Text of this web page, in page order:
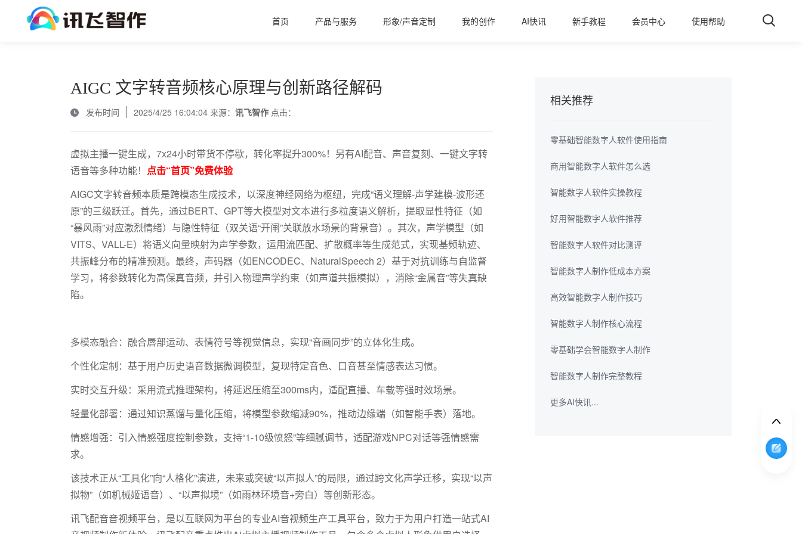
首页 产品与服务 形象/声音定制 我的创作 AI快讯 新手教程 会员中心 使用帮助
AIGC 文字转音频核心原理与创新路径解码
发布时间 2025/4/25 16:04:04 来源： 讯飞智作点击：
虚拟主播一键生成，7x24小时带货不停歇，转化率提升300%！另有AI配音、声音复刻、一键文字转
语音等多种功能！ 点击“首页”免费体验
AIGC文字转音频本质是跨模态生成技术，以深度神经网络为枢纽，完成“语义理解-声学建模-波形还
原”的三级跃迁。首先，通过BERT、 GPT等大模型对文本进行多粒度语义解析，提取显性特征（如
“暴风雨”对应激烈情绪）与隐性特征（双关语“开闸”关联放水场景的背景音）。其次，声学模型（如
VITS、 VALL-E）将语义向量映射为声学参数，运用流匹配、扩散概率等生成范式，实现基频轨迹、
共振峰分布的精准预测。最终，声码器（如ENCODEC、 NaturalSpeech 2）基于对抗训练与自监督
学习，将参数转化为高保真音频，并引入物理声学约束（如声道共振模拟），消除“金属音”等失真缺
陷。
多模态融合：融合唇部运动、表情符号等视觉信息，实现“音画同步”的立体化生成。
个性化定制：基于用户历史语音数据微调模型，复现特定音色、口音甚至情感表达习惯。
实时交互升级：采用流式推理架构，将延迟压缩至300ms内，适配直播、车载等强时效场景。
轻量化部署：通过知识蒸馏与量化压缩，将模型参数缩减90%，推动边缘端（如智能手表）落地。
情感增强：引入情感强度控制参数，支持“1-10级愤怒”等细腻调节，适配游戏NPC对话等强情感需
求。
该技术正从“工具化”向“人格化”演进，未来或突破“以声拟人”的局限，通过跨文化声学迁移，实现“以声
拟物”（如机械姬语音）、“以声拟境”（如雨林环境音+旁白）等创新形态。
讯飞配音音视频平台，是以互联网为平台的专业AI音视频生产工具平台，致力于为用户打造一站式AI
相关推荐
零基础智能数字人软件使用指南
商用智能数字人软件怎么选
智能数字人软件实操教程
好用智能数字人软件推荐
智能数字人软件对比测评
智能数字人制作低成本方案
高效智能数字人制作技巧
智能数字人制作核心流程
零基础学会智能数字人制作
智能数字人制作完整教程
更多AI快讯...